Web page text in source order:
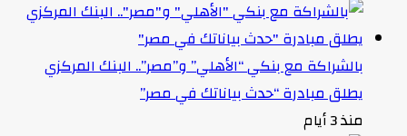
بالشراكة مع بنكي “الأهلي” و”مصر”.. البنك المركزي
يطلق مبادرة “حدث بياناتك في مصر”
منذ 3 أيام